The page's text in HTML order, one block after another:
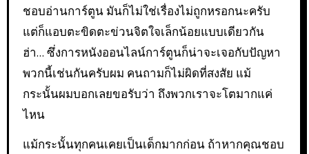
ชอบอ่านการ์ตูน มันก็ไม่ใช่เรื่องไม่ถูกหรอกนะครับ
แต่ก็แอบตะขิดตะข่วนจิตใจเล็กน้อยแบบเดียวกัน
ฮ่า… ซึ่งการหนังออนไลน์การ์ตูนก็น่าจะเจอกับปัญหา
พวกนี้เช่นกันครับผม คนถามก็ไม่ผิดที่สงสัย แม้
กระนั้นผมบอกเลยขอรับว่า ถึงพวกเราจะโตมากแค่
ไหน
แม้กระนั้นทุกคนเคยเป็นเด็กมากก่อน ถ้าหากคุณชอบ